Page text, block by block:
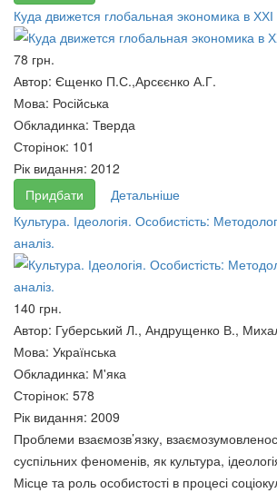
Куда движется глобальная экономика в ХХІ
78 грн.
Автор: Єщенко П.С.,Арсєєнко А.Г.
Мова: Російська
Обкладинка: Тверда
Сторінок: 101
Рік видання: 2012
Придбати
Детальніше
Культура. Ідеологія. Особистість:
аналіз.
140 грн.
Автор: Губерський Л., Андрущенко В.,
Мова: Українська
Обкладинка: М'яка
Сторінок: 578
Рік видання: 2009
Проблеми взаємозв’язку,
суспільних феноменів, як культура,
Місце та роль особистості в процесі